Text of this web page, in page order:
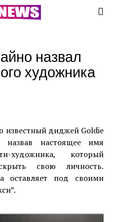
назвал
художника
известный диджей Goldie
назвав настоящее имя
художника, который
свою личность.
оставляет под своими